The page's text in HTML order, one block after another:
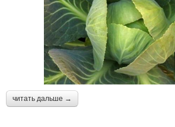
читать дальше →